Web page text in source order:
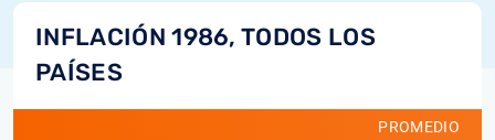
INFLACIÓN 1986, TODOS LOS
PAÍSES
PROMEDIO